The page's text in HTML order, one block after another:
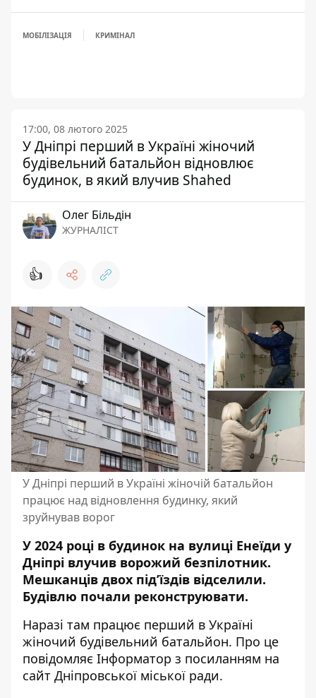
МОБІЛІЗАЦІЯ КРИМІНАЛ
17:00, 08 лютого 2025
У Дніпрі перший в Україні жіночий
будівельний батальйон відновлює
будинок, в який влучив Shahed
Олег Більдін
ЖУРНАЛІСТ
👍
У Дніпрі перший в Україні жіночій батальйон
працює над відновлення будинку, який
зруйнував ворог
У 2024 році в будинок на вулиці Енеїди у
Дніпрі влучив ворожий безпілотник.
Мешканців двох під’їздів відселили.
Будівлю почали реконструювати.
Наразі там працює перший в Україні
жіночий будівельний батальйон. Про це
повідомляє Інформатор з посиланням на
сайт Дніпровської міської ради.